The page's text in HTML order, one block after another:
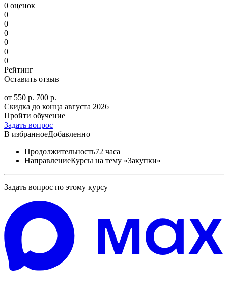
0 оценок
0
0
0
0
0
0
Рейтинг
Оставить отзыв
от 550 р. 700 р.
Скидка до конца августа 2026
Пройти обучение
Задать вопрос
В избранноеДобавленно
Продолжительность72 часа
НаправлениеКурсы на тему «Закупки»
Задать вопрос по этому курсу